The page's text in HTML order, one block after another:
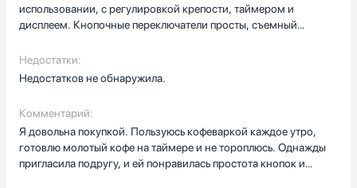
Показать все
12
использовании, с регулировкой крепости, таймером и
дисплеем. Кнопочные переключатели просты, съемный
облегчают уход. Есть многоразовый фильтр, противокапельная
система, поддержание температуры и индикация очистки.
Корпус пластик, приятный бежевый цвет, использую молотый
Недостатки:
Недостатков не обнаружила.
Комментарий:
Я довольна покупкой. Пользуюсь кофеваркой каждое утро,
готовлю молотый кофе на таймере и не тороплюсь. Однажды
пригласила подругу, и ей понравилась простота кнопок и